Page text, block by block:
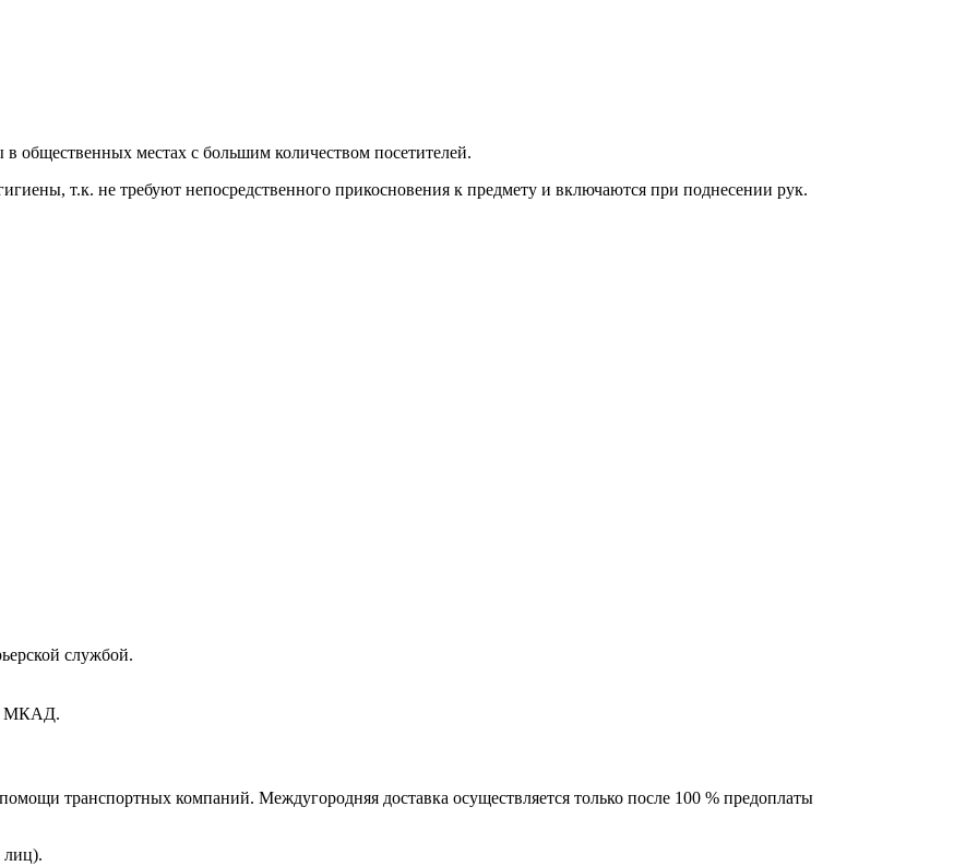
общественных местах с большим количеством посетителей.
т.к. не требуют непосредственного прикосновения к предмету и включаются при поднесении рук.
службой.
МКАД.
транспортных компаний. Междугородняя доставка осуществляется только после 100 % предоплаты
лиц).